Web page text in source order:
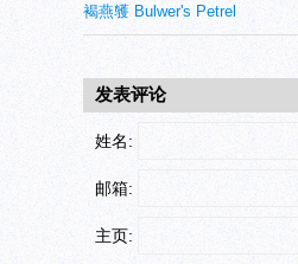
褐燕鹱 Bulwer's Petrel
发表评论
姓名:
邮箱:
主页: